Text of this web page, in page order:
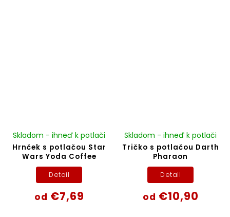
Hrnček s potlačou Star
Wars Yoda Coffee
Skladom - ihneď k potlači
od €7,69
Detail
Tričko s potlačou Darth
Pharaon
Skladom - ihneď k potlači
od €10,90
Detail